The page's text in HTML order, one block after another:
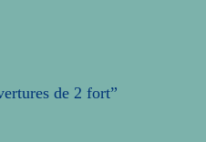
de 2 fort”